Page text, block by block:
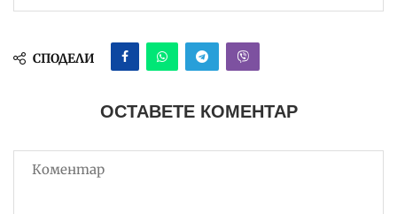
СПОДЕЛИ
ОСТАВЕТЕ КОМЕНТАР